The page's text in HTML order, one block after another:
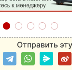
Отправить